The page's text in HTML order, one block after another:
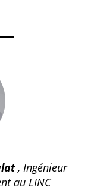
, Ingénieur
au LINC